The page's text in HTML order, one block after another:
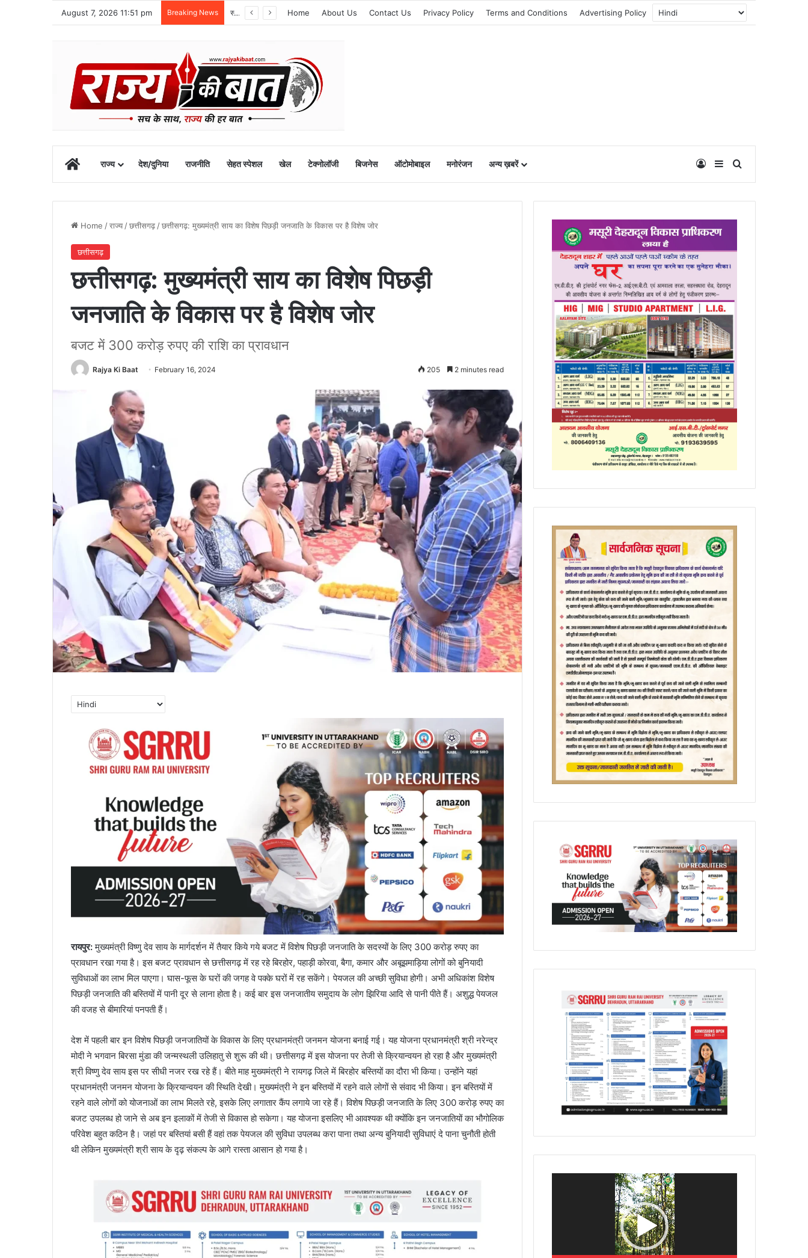
August 7, 2026 11:51 pm Breaking News स्वतंत्रता दिवस समारोह की तैयारियां तेज, डीएम ने की तैयारियों की समीक्षा Home About Us Contact Us Privacy Policy Terms and Conditions Advertising Policy
Homeराज्य देश/दुनिया राजनीति सेहत स्पेशल खेल टेक्नोलॉजी बिजनेस ऑटोमोबाइल मनोरंजन अन्य ख़बरें Log InSidebar
Home /राज्य /छत्तीसगढ़ /छत्तीसगढ़: मुख्यमंत्री साय का विशेष पिछड़ी जनजाति के विकास पर है विशेष जोर
छत्तीसगढ़
छत्तीसगढ़: मुख्यमंत्री साय का विशेष पिछड़ी
जनजाति के विकास पर है विशेष जोर
बजट में 300 करोड़ रुपए की राशि का प्रावधान
Rajya Ki Baat February 16, 2024 205 2 minutes read
रायपुर:मुख्यमंत्री विष्णु देव साय के मार्गदर्शन में तैयार किये गये बजट में विशेष पिछड़ी जनजाति के सदस्यों के लिए 300 करोड़ रुपए का
प्रावधान रखा गया है। इस बजट प्रावधान से छत्तीसगढ़ में रह रहे बिरहोर, पहाड़ी कोरवा, बैगा, कमार और अबूझमाड़िया लोगों को बुनियादी
सुविधाओं का लाभ मिल पाएगा। घास-फूस के घरों की जगह वे पक्के घरों में रह सकेंगे। पेयजल की अच्छी सुविधा होगी। अभी अधिकांश विशेष
पिछड़ी जनजाति की बस्तियों में पानी दूर से लाना होता है। कई बार इस जनजातीय समुदाय के लोग झिरिया आदि से पानी पीते हैं। अशुद्ध पेयजल
की वजह से बीमारियां पनपती हैं।
देश में पहली बार इन विशेष पिछड़ी जनजातियों के विकास के लिए प्रधानमंत्री जनमन योजना बनाई गई। यह योजना प्रधानमंत्री श्री नरेन्द्र
मोदी ने भगवान बिरसा मुंडा की जन्मस्थली उलिहातु से शुरू की थी। छत्तीसगढ़ में इस योजना पर तेजी से क्रियान्वयन हो रहा है और मुख्यमंत्री
श्री विष्णु देव साय इस पर सीधी नजर रख रहे हैं। बीते माह मुख्यमंत्री ने रायगढ़ जिले में बिरहोर बस्तियों का दौरा भी किया। उन्होंने यहां
प्रधानमंत्री जनमन योजना के क्रियान्वयन की स्थिति देखी। मुख्यमंत्री ने इन बस्तियों में रहने वाले लोगों से संवाद भी किया। इन बस्तियों में
रहने वाले लोगों को योजनाओं का लाभ मिलते रहे, इसके लिए लगातार कैंप लगाये जा रहे हैं। विशेष पिछड़ी जनजाति के लिए 300 करोड़ रुपए का
बजट उपलब्ध हो जाने से अब इन इलाकों में तेजी से विकास हो सकेगा। यह योजना इसलिए भी आवश्यक थी क्योंकि इन जनजातियों का भौगोलिक
परिवेश बहुत कठिन है। जहां पर बस्तियां बसी हैं वहां तक पेयजल की सुविधा उपलब्ध करा पाना तथा अन्य बुनियादी सुविधाएं दे पाना चुनौती होती
थी लेकिन मुख्यमंत्री श्री साय के दृढ़ संकल्प के आगे रास्ता आसान हो गया है।